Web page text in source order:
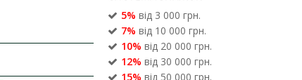
5% від 3 000 грн.
7% від 10 000 грн.
10% від 20 000 грн.
12% від 30 000 грн.
15% від 50 000 грн.